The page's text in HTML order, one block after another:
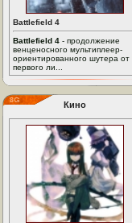
Battlefield 4
Battlefield 4 - продолжение
венценосного мультиплеер-
ориентированного шутера от
первого ли...
Кино